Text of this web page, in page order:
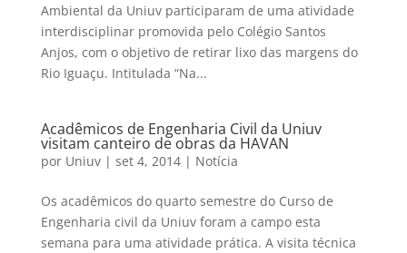
Ambiental da Uniuv participaram de uma atividade
interdisciplinar promovida pelo Colégio Santos
Anjos, com o objetivo de retirar lixo das margens do
Rio Iguaçu. Intitulada “Na...
Acadêmicos de Engenharia Civil da Uniuv
visitam canteiro de obras da HAVAN
por Uniuv| set 4, 2014| Notícia
Os acadêmicos do quarto semestre do Curso de
Engenharia civil da Uniuv foram a campo esta
semana para uma atividade prática. A visita técnica